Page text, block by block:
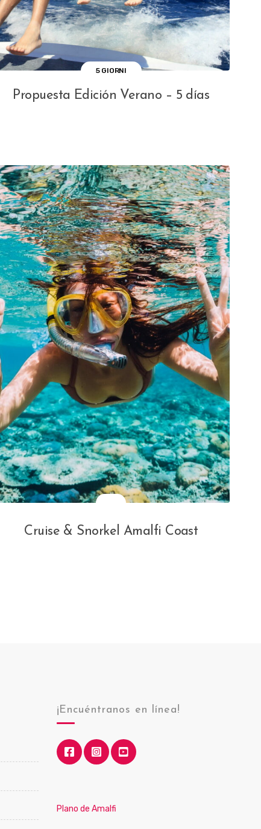
5 GIORNI
Propuesta Edición Verano – 5 días
Cruise & Snorkel Amalfi Coast
¡Encuéntranos en línea!
Plano de Amalfi